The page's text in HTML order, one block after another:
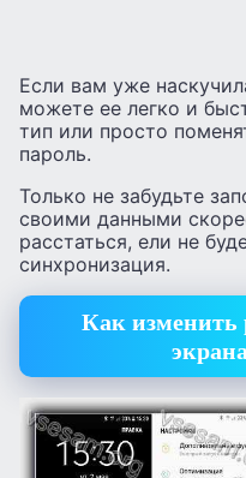
Если вам уже
можете ее легко и
тип или просто
пароль.
Только не забудьте
своими данными
расстаться, ели не
синхронизация.
Как изменить